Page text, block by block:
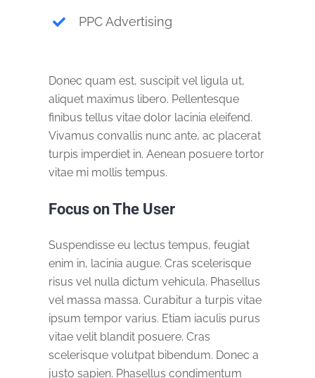
PPC Advertising
Donec quam est, suscipit vel ligula ut,
aliquet maximus libero. Pellentesque
finibus tellus vitae dolor lacinia eleifend.
Vivamus convallis nunc ante, ac placerat
turpis imperdiet in. Aenean posuere tortor
vitae mi mollis tempus.
Focus on The User
Suspendisse eu lectus tempus, feugiat
enim in, lacinia augue. Cras scelerisque
risus vel nulla dictum vehicula. Phasellus
vel massa massa. Curabitur a turpis vitae
ipsum tempor varius. Etiam iaculis purus
vitae velit blandit posuere. Cras
scelerisque volutpat bibendum. Donec a
justo sapien. Phasellus condimentum